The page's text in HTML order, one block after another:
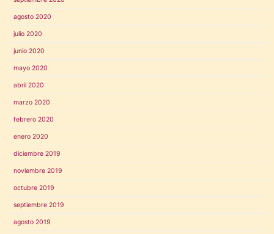
agosto 2020
julio 2020
junio 2020
mayo 2020
abril 2020
marzo 2020
febrero 2020
enero 2020
diciembre 2019
noviembre 2019
octubre 2019
septiembre 2019
agosto 2019